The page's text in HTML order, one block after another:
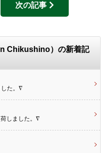
次の記事
Chikushino）の新着記
た。∇
しました。∇